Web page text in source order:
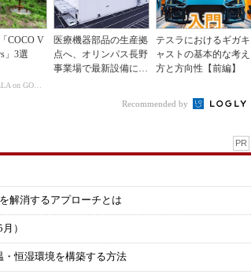
COCO V
」3選
医療機器部品の生産拠
点へ、オリンパス長野
事業場で最新設備に機
テスラにおけるギガキ
ャストの基本的な考え
方と方向性【前編】
Recommended by
PR
解消するアプローチとは
）
恒湿環境を構築する方法